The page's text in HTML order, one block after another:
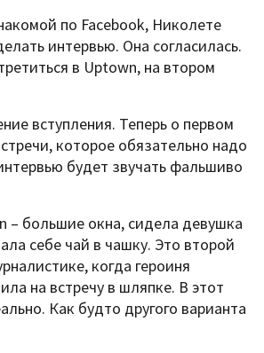
по Facebook, Николете
интервью. Она согласилась.
в Uptown, на втором
вступления. Теперь о первом
которое обязательно надо
будет звучать фальшиво
– большие окна, сидела девушка
себе чай в чашку. Это второй
когда героиня
на встречу в шляпке. В этот
Как будто другого варианта